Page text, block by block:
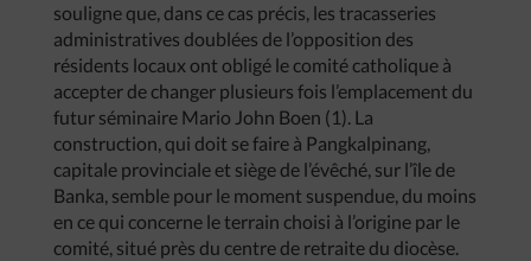
souligne que, dans ce cas précis, les tracasseries
administratives doublées de l’opposition des
résidents locaux ont obligé le comité catholique à
accepter de changer plusieurs fois l’emplacement du
futur séminaire Mario John Boen (1). La
construction, qui doit se faire à Pangkalpinang,
capitale provinciale et siège de l’évêché, sur l’île de
Banka, semble pour le moment suspendue, du moins
en ce qui concerne le terrain choisi à l’origine par le
comité, situé près du centre de retraite du diocèse.